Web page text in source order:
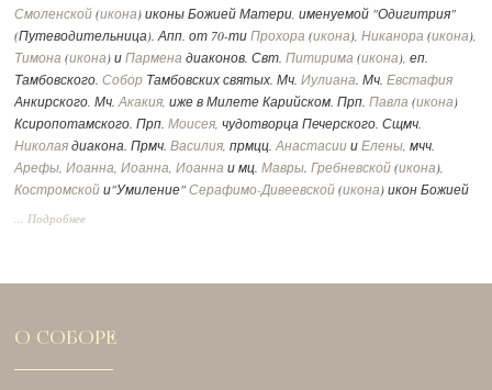
Смоленской (икона ) иконы Божией Матери, именуемой "Одигитрия"
(Путеводительница). Апп. от 70-тиПрохора (икона ),Никанора (икона ),
Тимона (икона ) иПармена диаконов. Свт.Питирима (икона ), еп.
Тамбовского.Собор Тамбовских святых. Мч.Иулиана . Мч.Евстафия
Анкирского. Мч.Акакия , иже в Милете Карийском. Прп.Павла (икона )
Ксиропотамского. Прп.Моисея , чудотворца Печерского. Сщмч.
Николая диакона. Прмч.Василия , прмцц.Анастасии иЕлены , мчч.
Арефы ,Иоанна ,Иоанна ,Иоанна и мц.Мавры .Гребневской (икона ),
Костромской и"Умиление"Серафимо-Дивеевской (икона ) икон Божией
Матери. Чтимые списки со Смоленской иконы Божией Матери:
28. Свт.: Евр., 335 зач., XIII, 17-21.
... Подробнее
О СОБОРЕ